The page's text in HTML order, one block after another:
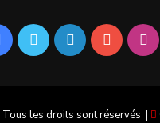
FacebookTwitterLinkedinYouTube
les droits sont réservés |